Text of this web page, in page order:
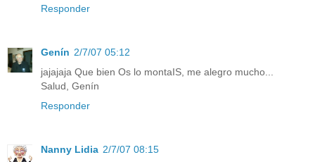
Responder
Genín 2/7/07 05:12
jajajaja Que bien Os lo montaIS, me alegro mucho...
Salud, Genín
Responder
Nanny Lidia 2/7/07 08:15